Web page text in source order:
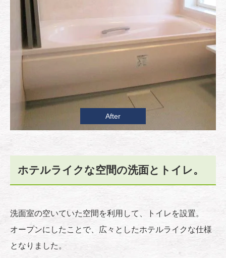
After
ホテルライクな空間の洗面とトイレ。
洗面室の空いていた空間を利用して、トイレを設置。
オープンにしたことで、広々としたホテルライクな仕様
となりました。